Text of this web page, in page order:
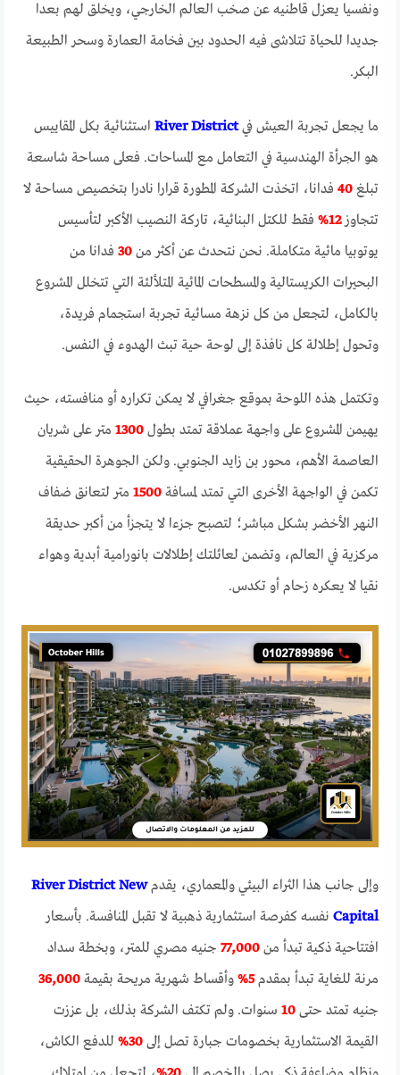
ونفسيا يعزل قاطنيه عن صخب العالم الخارجي، ويخلق لهم بعدا
جديدا للحياة تتلاشى فيه الحدود بين فخامة العمارة وسحر الطبيعة
البكر.
ما يجعل تجربة العيش فيRiver District استثنائية بكل المقاييس
هو الجرأة الهندسية في التعامل مع المساحات. فعلى مساحة شاسعة
تبلغ40 فدانا، اتخذت الشركة المطورة قرارا نادرا بتخصيص مساحة لا
تتجاوز12%
فقط للكتل البنائية، تاركة النصيب الأكبر لتأسيس
يوتوبيا مائية متكاملة. نحن نتحدث عن أكثر من30 فدانا من
البحيرات الكريستالية والمسطحات المائية المتلألئة التي تتخلل المشروع
بالكامل، لتجعل من كل نزهة مسائية تجربة استجمام فريدة،
وتحول إطلالة كل نافذة إلى لوحة حية تبث الهدوء في النفس.
وتكتمل هذه اللوحة بموقع جغرافي لا يمكن تكراره أو منافسته، حيث
يهيمن المشروع على واجهة عملاقة تمتد بطول1300 متر على شريان
العاصمة الأهم، محور بن زايد الجنوبي. ولكن الجوهرة الحقيقية
تكمن في الواجهة الأخرى التي تمتد لمسافة1500 متر لتعانق ضفاف
النهر الأخضر بشكل مباشر؛ لتصبح جزءا لا يتجزأ من أكبر حديقة
مركزية في العالم، وتضمن لعائلتك إطلالات بانورامية أبدية وهواء
نقيا لا يعكره زحام أو تكدس.
وإلى جانب هذا الثراء البيئي والمعماري، يقدمRiver District New
Capital نفسه كفرصة استثمارية ذهبية لا تقبل المنافسة. بأسعار
افتتاحية ذكية تبدأ من77,000 جنيه مصري للمتر، وبخطة سداد
مرنة للغاية تبدأ بمقدم5% وأقساط شهرية مريحة بقيمة36,000
جنيه تمتد حتى10 سنوات. ولم تكتف الشركة بذلك، بل عززت
القيمة الاستثمارية بخصومات جبارة تصل إلى30%
للدفع الكاش،